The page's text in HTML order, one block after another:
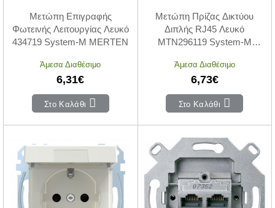
Μετώπη Επιγραφής
Φωτεινής Λειτουργίας Λευκό
434719 System-M MERTEN
Άμεσα Διαθέσιμο
6,31€
Στο Καλάθι
Μετώπη Πρίζας Δικτύου
Διπλής RJ45 Λευκό
MTN296119 System-M
Άμεσα Διαθέσιμο
6,73€
Στο Καλάθι